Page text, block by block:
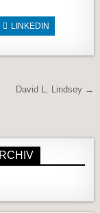
LINKEDIN
David L. Lindsey →